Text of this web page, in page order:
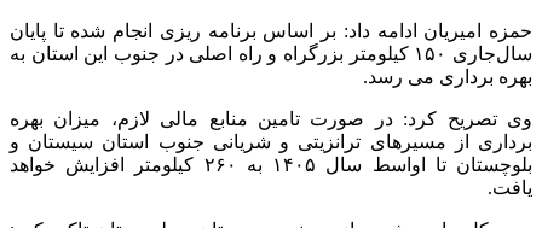
حمزه امیریان ادامه داد: بر اساس برنامه ریزی انجام شده تا پایان
سال‌جاری ۱۵۰ کیلومتر بزرگراه و راه اصلی در جنوب این استان به
بهره برداری می رسد.
وی تصریح کرد: در صورت تامین منابع مالی لازم، میزان بهره‌
برداری از مسیرهای ترانزیتی و شریانی جنوب استان سیستان و
بلوچستان تا اواسط سال ۱۴۰۵ به ۲۶۰ کیلومتر افزایش خواهد
یافت.